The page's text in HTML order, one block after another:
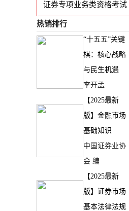
证券专项业务类资格考试
热销排行
“十五五”关键
棋：核心战略
与民生机遇
李开孟
【2025最新
版】金融市场
基础知识
中国证券业协
会 编
【2025最新
版】证券市场
基本法律法规